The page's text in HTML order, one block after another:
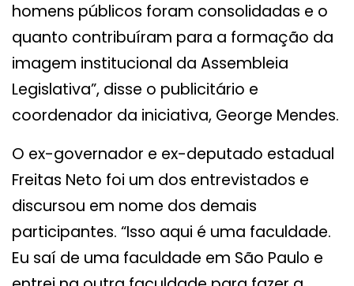
homens públicos foram consolidadas e o
quanto contribuíram para a formação da
imagem institucional da Assembleia
Legislativa”, disse o publicitário e
coordenador da iniciativa, George Mendes.
O ex-governador e ex-deputado estadual
Freitas Neto foi um dos entrevistados e
discursou em nome dos demais
participantes. “Isso aqui é uma faculdade.
Eu saí de uma faculdade em São Paulo e